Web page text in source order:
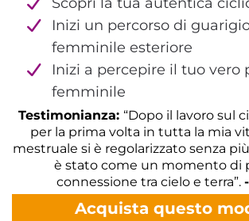
Inizi un percorso di
femminile esteriore
Inizi a percepire il tuo vero
femminile
Testimonianza: “Dopo il lavoro sul
per la prima volta in tutta la mia
mestruale si è regolarizzato senza
è stato come un momento di
connessione tra cielo e terra”.
Acquista questo